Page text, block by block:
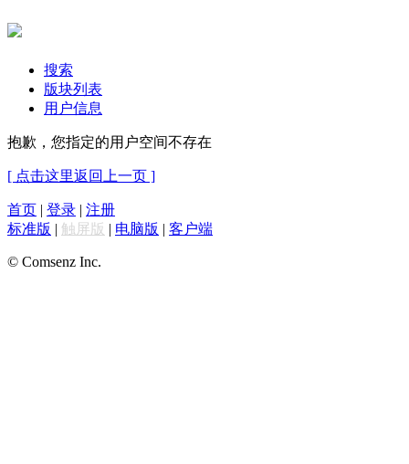
搜索
版块列表
用户信息
抱歉，您指定的用户空间不存在
[ 点击这里返回上一页 ]
首页 | 登录 | 注册
标准版 | 触屏版 | 电脑版 | 客户端
© Comsenz Inc.